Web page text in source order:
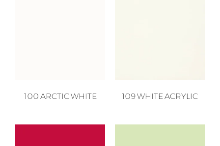
100 ARCTIC WHITE 109 WHITE ACRYLIC